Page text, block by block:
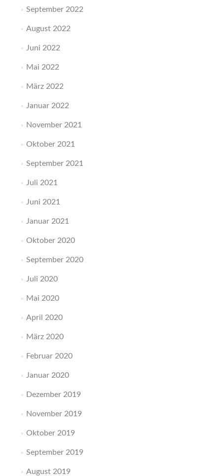
September 2022
August 2022
Juni 2022
Mai 2022
März 2022
Januar 2022
November 2021
Oktober 2021
September 2021
Juli 2021
Juni 2021
Januar 2021
Oktober 2020
September 2020
Juli 2020
Mai 2020
April 2020
März 2020
Februar 2020
Januar 2020
Dezember 2019
November 2019
Oktober 2019
September 2019
August 2019